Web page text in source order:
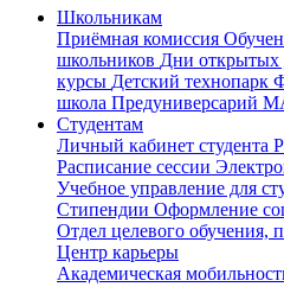
Школьникам
Приёмная комиссия
школьников Дни открытых
курсы Детский технопарк
школа Предуниверсарий
Студентам
Личный кабинет студента
Расписание сессии
Учебное управление для
Стипендии Оформление
Отдел целевого обучения,
Центр карьеры
Академическая